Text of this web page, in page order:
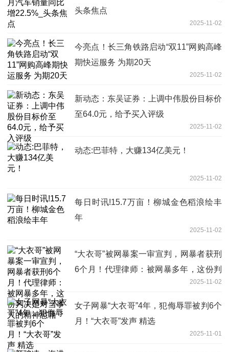
头条焦点
2025-11-02
今亮点！长三角铁路启动“双11”网购高峰
期快运服务 为期20天
2025-11-02
新动态：东吴证券：上调中伟股份目标价
至64.0元，给予买入评级
2025-11-02
动态:巴菲特，大赚134亿美元！
2025-11-02
每日时讯!15.7万亩！柳城金色稻浪绘丰
年
2025-11-02
“大衣哥”被网暴案一审宣判，网暴者获刑
6个月！代理律师：被网暴多年，这份判
2025-11-02
女子网暴“大衣哥”4年，犯侮辱罪被判6个
月！“大衣哥”发声 精选
2025-11-01